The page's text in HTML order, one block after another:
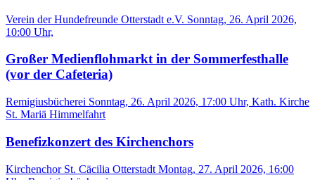
Verein der Hundefreunde Otterstadt e.V. Sonntag, 26. April 2026,
10:00 Uhr,
Großer Medienflohmarkt in der Sommerfesthalle
(vor der Cafeteria)
Remigiusbücherei Sonntag, 26. April 2026, 17:00 Uhr, Kath. Kirche
St. Mariä Himmelfahrt
Benefizkonzert des Kirchenchors
Kirchenchor St. Cäcilia Otterstadt Montag, 27. April 2026, 16:00